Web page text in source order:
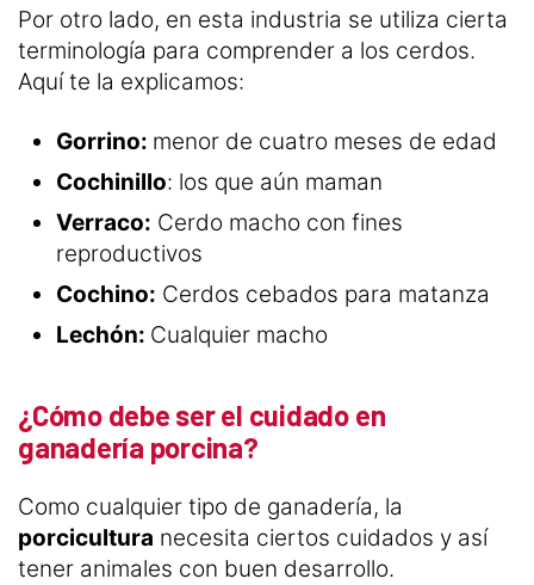
Por otro lado, en esta industria se utiliza cierta
terminología para comprender a los cerdos.
Aquí te la explicamos:
Gorrino: menor de cuatro meses de edad
Cochinillo: los que aún maman
Verraco: Cerdo macho con fines
reproductivos
Cochino: Cerdos cebados para matanza
Lechón: Cualquier macho
¿Cómo debe ser el cuidado en
ganadería porcina?
Como cualquier tipo de ganadería, la
porcicultura necesita ciertos cuidados y así
tener animales con buen desarrollo.